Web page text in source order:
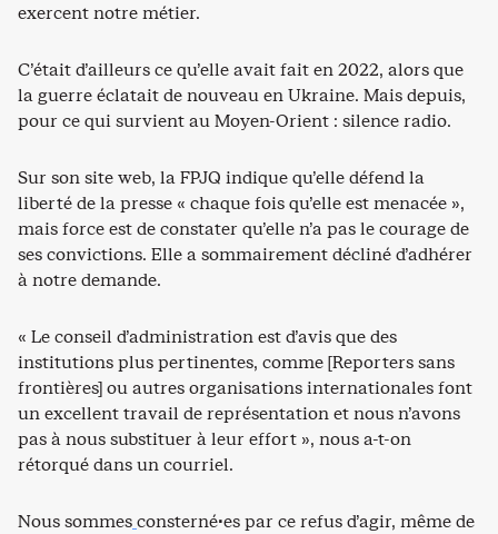
exercent notre métier.
C’était d’ailleurs ce qu’elle avait fait en 2022, alors que
la guerre éclatait de nouveau en Ukraine. Mais depuis,
pour ce qui survient au Moyen-Orient : silence radio.
Sur son site web, la FPJQ indique qu’elle défend la
liberté de la presse « chaque fois qu’elle est menacée »,
mais force est de constater qu’elle n’a pas le courage de
ses convictions. Elle a sommairement décliné d’adhérer
à notre demande.
« Le conseil d’administration est d’avis que des
institutions plus pertinentes, comme [Reporters sans
frontières] ou autres organisations internationales font
un excellent travail de représentation et nous n’avons
pas à nous substituer à leur effort », nous a-t-on
rétorqué dans un courriel.
Nous sommesconsterné·es par ce refus d’agir, même de